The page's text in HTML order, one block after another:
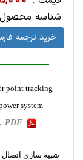
شناسه
خرید ترجمه
point tracking
system
PDF
شبیه سازی اتصال